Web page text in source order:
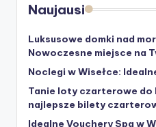
Naujausi
Luksusowe domki nad
Nowoczesne miejsce na
Noclegi w Wisełce:
Tanie loty czarterowe do
najlepsze bilety
Idealne Vouchery Spa w